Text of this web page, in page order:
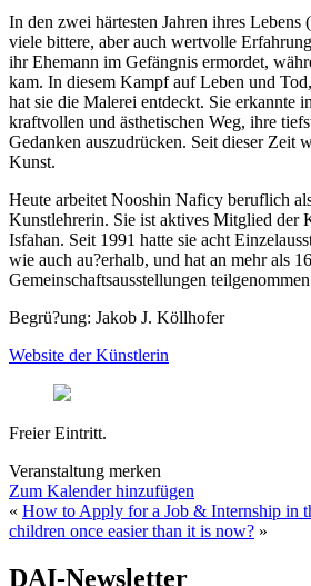
In den zwei härtesten Jahren ihres Lebens
viele bittere, aber auch wertvolle
ihr Ehemann im Gefängnis ermordet,
kam. In diesem Kampf auf Leben und
hat sie die Malerei entdeckt. Sie erkannte
kraftvollen und ästhetischen Weg, ihre
Gedanken auszudrücken. Seit dieser Zeit
Kunst.
Heute arbeitet Nooshin Naficy beruflich
Kunstlehrerin. Sie ist aktives Mitglied der
Isfahan. Seit 1991 hatte sie acht
wie auch au?erhalb, und hat an mehr als 16
Gemeinschaftsausstellungen
Begrü?ung: Jakob J. Köllhofer
Website der Künstlerin
Freier Eintritt.
Veranstaltung merken
Zum Kalender hinzufügen
« How to Apply for a Job & Internship in
children once easier than it is now? »
DAI-Newsletter